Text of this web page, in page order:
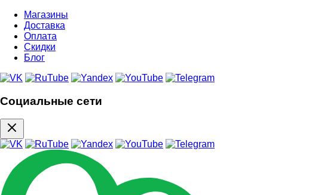
Магазины
Доставка
Оплата
Скидки
Блог
Социальные сети